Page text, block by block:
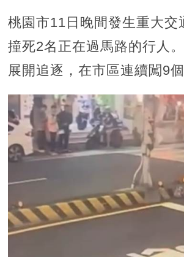
桃園市11日晚間發生重大
撞死2名正在過馬路的行人
展開追逐，在市區連續闖9